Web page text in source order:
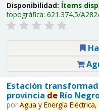
Disponibilidad: Ítems
topográfica: 621.374.5/
Estación
provincia deRío
por Agua y Energía Eléctrica,